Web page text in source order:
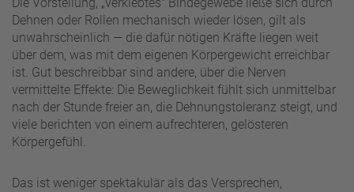
Dehnen oder Rollen mechanisch wieder lösen, gilt als
unwahrscheinlich — die dafür nötigen Kräfte liegen weit
über dem, was mit dem eigenen Körpergewicht erreichbar
ist. Gut beschreibbar sind andere, über die Nerven
vermittelte Effekte: Die Beweglichkeit fühlt sich unmittelbar
nach der Stunde freier an, die Dehnungstoleranz steigt, und
viele berichten von einem aufrechteren, gelösteren
Körpergefühl.
Das ist weniger spektakulär als das Versprechen,